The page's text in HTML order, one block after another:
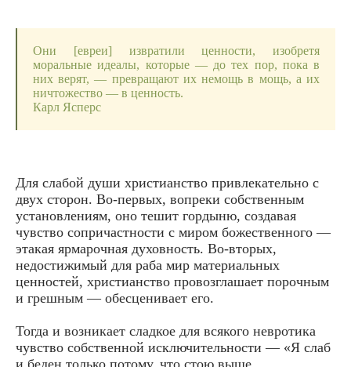
Они [евреи] извратили ценности, изобретя
моральные идеалы, которые — до тех пор, пока в
них верят, — превращают их немощь в мощь, а их
ничтожество — в ценность.
Карл Ясперс
Для слабой души христианство привлекательно с
двух сторон. Во-первых, вопреки собственным
установлениям, оно тешит гордыню, создавая
чувство сопричастности с миром божественного —
этакая ярмарочная духовность. Во-вторых,
недостижимый для раба мир материальных
ценностей, христианство провозглашает порочным
и грешным — обесценивает его.
Тогда и возникает сладкое для всякого невротика
чувство собственной исключительности — «Я слаб
и беден только потому, что стою выше